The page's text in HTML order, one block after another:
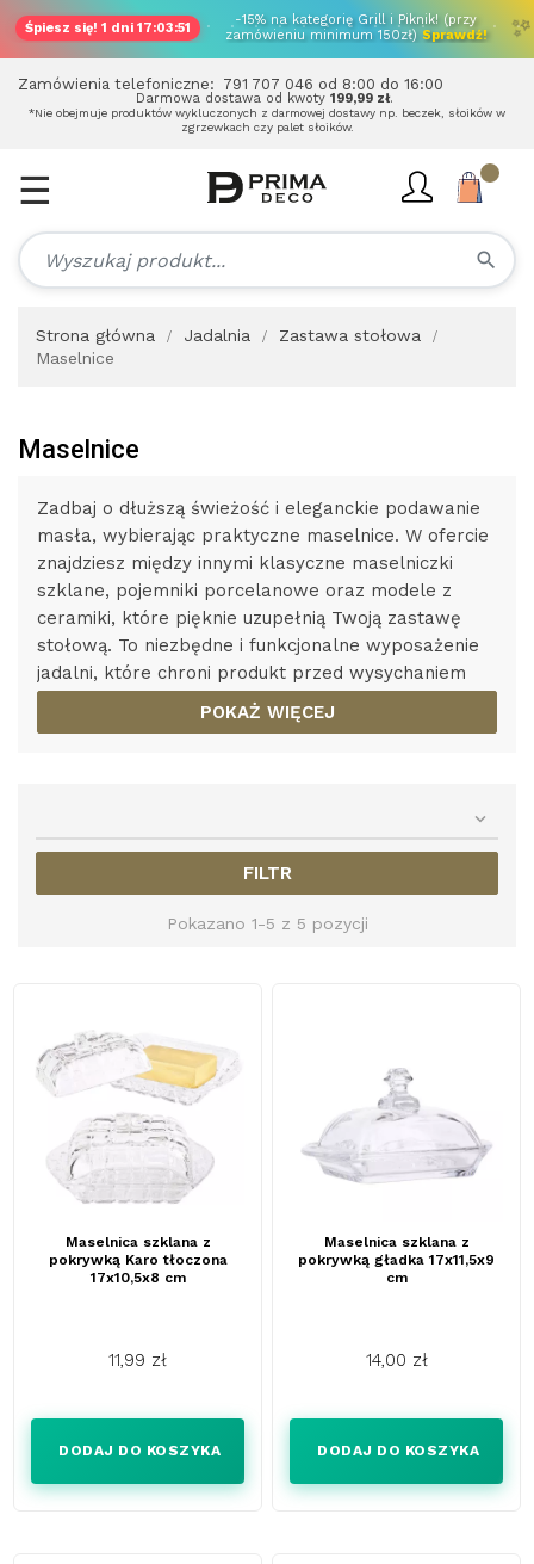
Śpiesz się! 1 dni 17:03:50
-15% na kategorię Grill i Piknik! (przy
zamówieniu minimum 150zł) Sprawdź!
Zamówienia telefoniczne: 791 707 046 od 8:00 do 16:00
Darmowa dostawa od kwoty 199,99 zł.
*Nie obejmuje produktów wykluczonych z darmowej dostawy np. beczek, słoików w
zgrzewkach czy palet słoików.
search
Toggle
navigation
☰
Strona główna Jadalnia
Zastawa stołowa
Maselnice
Maselnice
Zadbaj o dłuższą świeżość i eleganckie podawanie
masła, wybierając praktyczne maselnice. W ofercie
znajdziesz między innymi klasyczne maselniczki
szklane, pojemniki porcelanowe oraz modele z
ceramiki, które pięknie uzupełnią Twoją zastawę
stołową. To niezbędne i funkcjonalne wyposażenie
jadalni, które chroni produkt przed wysychaniem
oraz wnikaniem zapachów z lodówki, ułatwiając
estetyczne serwowanie podczas każdego posiłku.
POKAŻ WIĘCEJ

FILTR
Pokazano 1-5 z 5 pozycji
Maselnica szklana z
pokrywką Karo tłoczona
17x10,5x8 cm
11,99 zł
DODAJ DO KOSZYKA
Maselnica szklana z
pokrywką gładka 17x11,5x9
cm
14,00 zł
DODAJ DO KOSZYKA